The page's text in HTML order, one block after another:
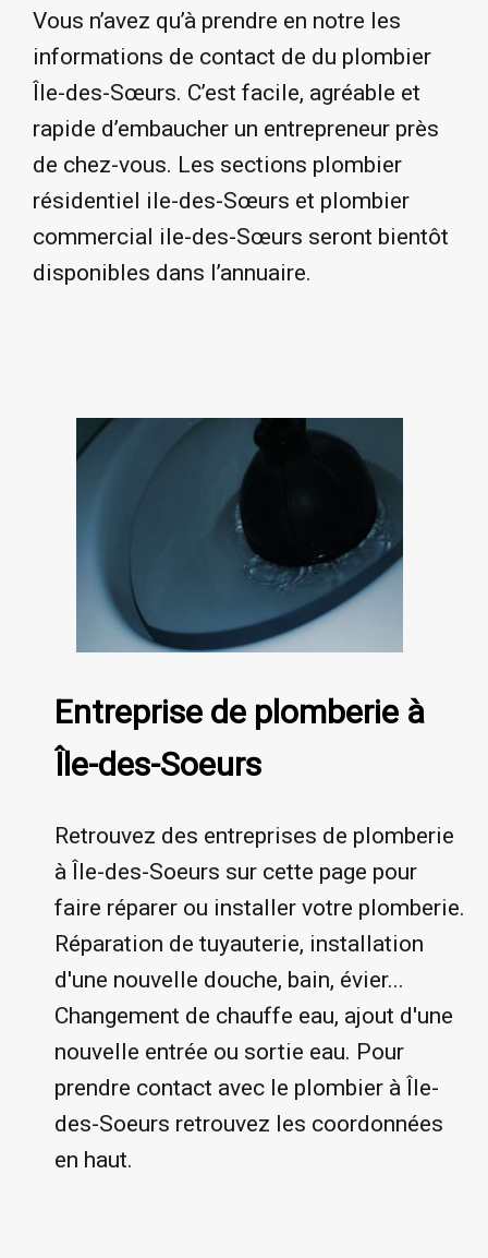
Vous n’avez qu’à prendre en notre les
informations de contact de du plombier
Île-des-Sœurs. C’est facile, agréable et
rapide d’embaucher un entrepreneur près
de chez-vous. Les sections plombier
résidentiel ile-des-Sœurs et plombier
commercial ile-des-Sœurs seront bientôt
disponibles dans l’annuaire.
Entreprise de plomberie à
Île-des-Soeurs
Retrouvez des entreprises de plomberie
à Île-des-Soeurs sur cette page pour
faire réparer ou installer votre plomberie.
Réparation de tuyauterie, installation
d'une nouvelle douche, bain, évier...
Changement de chauffe eau, ajout d'une
nouvelle entrée ou sortie eau. Pour
prendre contact avec le plombier à Île-
des-Soeurs retrouvez les coordonnées
en haut.